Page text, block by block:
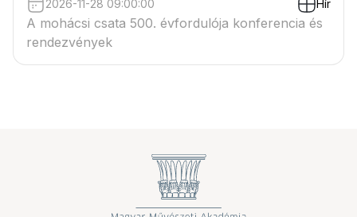
2026-11-28 09:00:00 Hír
A mohácsi csata 500. évfordulója konferencia és
rendezvények